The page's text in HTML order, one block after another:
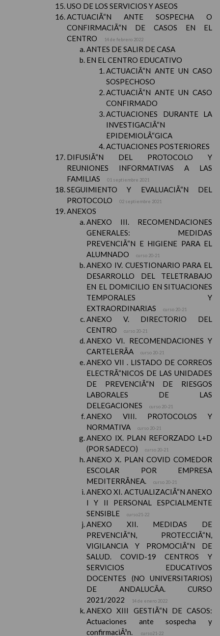
USO DE LOS SERVICIOS Y ASEOS
ACTUACIÃ“N ANTE SOSPECHA O
CONFIRMACIÃ“N DE CASOS EN EL
CENTRO
14 de febrero 2022
ANTES DE SALIR DE CASA
EN EL CENTRO EDUCATIVO
ACTUACIÃ“N ANTE UN CASO
SOSPECHOSO
ACTUACIÃ“N ANTE UN CASO
CONFIRMADO
ACTUACIONES DURANTE LA
INVESTIGACIÃ“N
EPIDEMIOLÃ“GICA
ACTUACIONES POSTERIORES
DIFUSIÃ“N DEL PROTOCOLO Y
REUNIONES INFORMATIVAS A LAS
FAMILIAS
01 septiembre 2021
SEGUIMIENTO Y EVALUACIÃ“N DEL
PROTOCOLO
02 septiembre 2021
ANEXOS
ANEXO III. RECOMENDACIONES
GENERALES: MEDIDAS
PREVENCIÃ“N E HIGIENE PARA EL
ALUMNADO
curso 20-21
ANEXO IV. CUESTIONARIO PARA EL
DESARROLLO DEL TELETRABAJO
EN EL DOMICILIO EN SITUACIONES
TEMPORALES Y
EXTRAORDINARIAS
curso 20-21
ANEXO V. DIRECTORIO DEL
CENTRO
curso 20-21
ANEXO VI. RECOMENDACIONES Y
CARTELERÃA
curso 20-21
ANEXO VII . LISTADO DE CORREOS
ELECTRÃ“NICOS DE LAS UNIDADES
DE PREVENCIÃ“N DE RIESGOS
LABORALES DE LAS
DELEGACIONES
curso 20-21
ANEXO VIII. PROTOCOLOS Y
NORMATIVA
curso 20-21
ANEXO IX. PLAN REFORZADO L+D
(POR SADECO)
curso 20-21
ANEXO X. PLAN COVID COMEDOR
ESCOLAR POR EMPRESA
MEDITERRÃNEA.
curso 20-21
ANEXO XI. ACTUALIZACIÃ“N ANEXO
I Y II PERSONAL ESPCIALMENTE
SENSIBLE
curso21-22
ANEXO XII. MEDIDAS DE
PREVENCIÃ“N, PROTECCIÃ“N,
VIGILANCIA Y PROMOCIÃ“N DE
SALUD. COVID-19 CENTROS Y
SERVICIOS EDUCATIVOS
DOCENTES (NO UNIVERSITARIOS)
DE ANDALUCÃA. CURSO
2021/2022
14 de enero 2022
ANEXO XIII GESTIÃ“N DE CASOS:
Actuaciones ante sospecha y
confirmaciÃ³n.
curso21-22